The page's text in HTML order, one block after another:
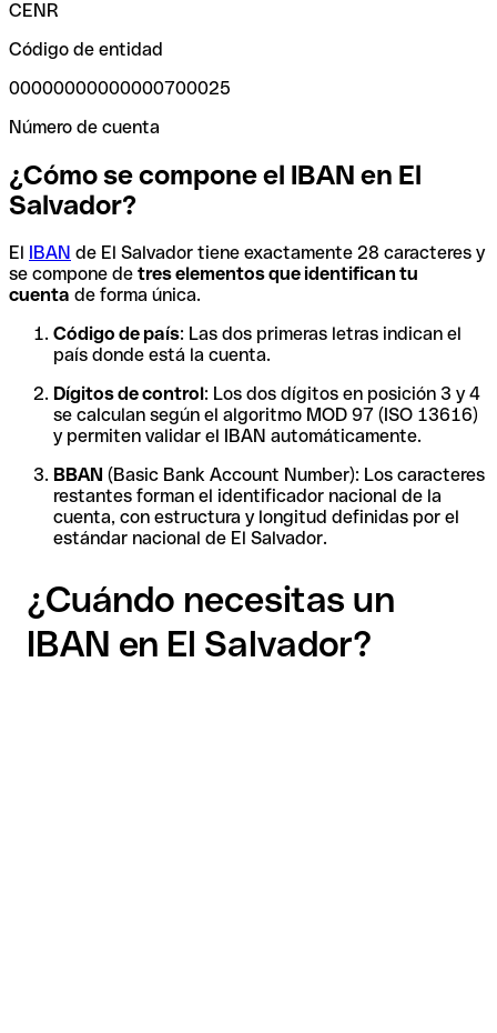
CENR
Código de entidad
00000000000000700025
Número de cuenta
¿Cómo se compone el IBAN en El
Salvador?
El IBAN de El Salvador tiene exactamente 28 caracteres y
se compone de tres elementos que identifican tu
cuenta de forma única.
Código de país: Las dos primeras letras indican el
país donde está la cuenta.
Dígitos de control: Los dos dígitos en posición 3 y 4
se calculan según el algoritmo MOD 97 (ISO 13616)
y permiten validar el IBAN automáticamente.
BBAN (Basic Bank Account Number): Los caracteres
restantes forman el identificador nacional de la
cuenta, con estructura y longitud definidas por el
estándar nacional de El Salvador.
¿Cuándo necesitas un
IBAN en El Salvador?